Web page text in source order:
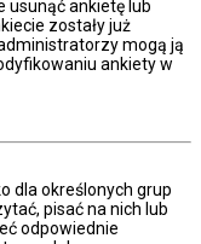
usunąć ankietę lub
zostały już
mogą ją
ankiety w
dla określonych grup
pisać na nich lub
odpowiednie